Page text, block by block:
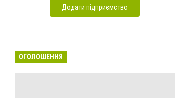
Додати підприємство
ОГОЛОШЕННЯ